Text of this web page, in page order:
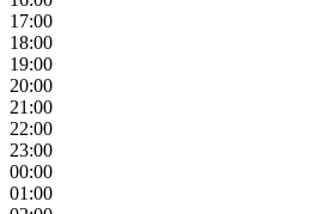
17:00
18:00
19:00
20:00
21:00
22:00
23:00
00:00
01:00